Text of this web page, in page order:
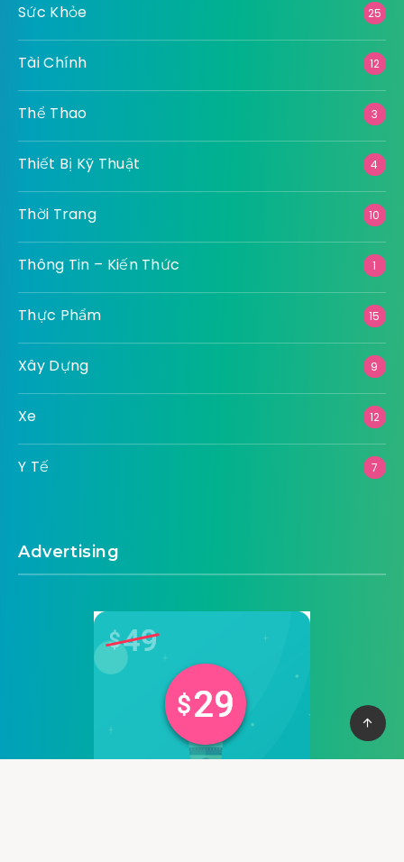
Sức Khỏe 25
Tài Chính 12
Thể Thao 3
Thiết Bị Kỹ Thuật 4
Thời Trang 10
Thông Tin – Kiến Thức 1
Thực Phẩm 15
Xây Dựng 9
Xe 12
Y Tế 7
Advertising